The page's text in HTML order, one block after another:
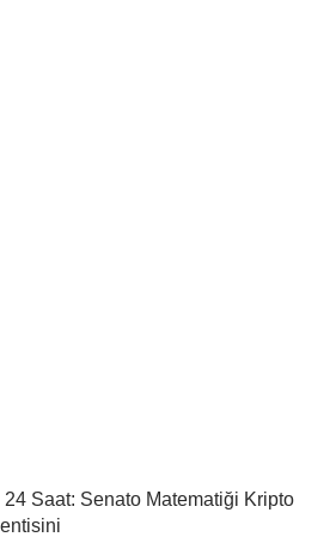
Saat: Senato Matematiği Kripto